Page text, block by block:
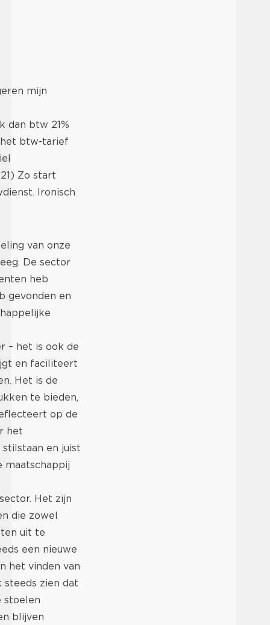
mijn
dan btw 21%
het btw-tarief
Zo start
Ironisch
van onze
De sector
heb
gevonden en
– het is ook de
en faciliteert
Het is de
te bieden,
op de
het
en juist
maatschappij
Het zijn
die zowel
uit te
een nieuwe
het vinden van
zien dat
stoelen
blijven